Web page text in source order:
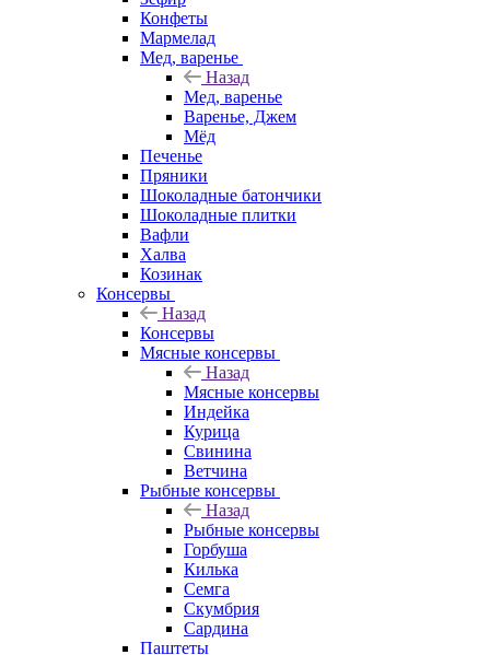
Конфеты
Мармелад
Мед, варенье
Назад
Мед, варенье
Варенье, Джем
Мёд
Печенье
Пряники
Шоколадные батончики
Шоколадные плитки
Вафли
Халва
Козинак
Консервы
Назад
Консервы
Мясные консервы
Назад
Мясные консервы
Индейка
Курица
Свинина
Ветчина
Рыбные консервы
Назад
Рыбные консервы
Горбуша
Килька
Семга
Скумбрия
Сардина
Паштеты